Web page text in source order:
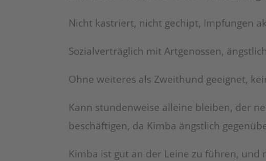
Nicht kastriert, nicht gechipt, Impfungen
Sozialverträglich mit Artgenossen,
Ohne weiteres als Zweithund geeignet,
Kann stundenweise alleine bleiben, der
beschäftigen, da Kimba ängstlich
Kimba ist gut an der Leine zu führen,